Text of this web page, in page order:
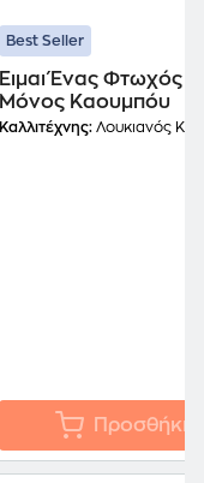
Best Seller
Ειμαι Ένας Φτωχός
Μόνος Καουμπόυ
Καλλιτέχνης: Λουκιανός
Προσθήκη